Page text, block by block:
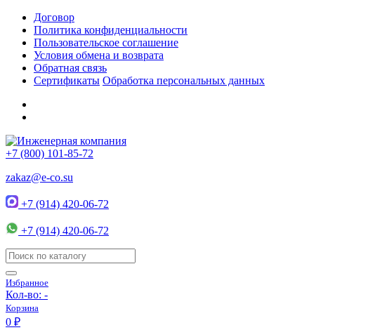
Договор
Политика конфиденциальности
Пользовательское соглашение
Условия обмена и возврата
Обратная связь
Сертификаты Обработка персональных данных
+7 (800) 101-85-72
zakaz@e-co.su
+7 (914) 420-06-72
+7 (914) 420-06-72
Избранное
Кол-во: -
Корзина
0 ₽